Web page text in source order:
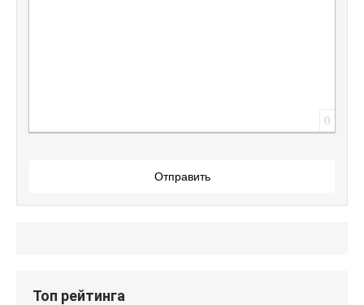
0
Отправить
Топ рейтинга